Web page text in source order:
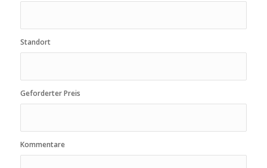
Standort
Geforderter Preis
Kommentare